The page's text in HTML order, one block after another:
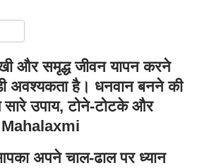
और समृद्ध जीवन यापन करने
अवश्यकता है। धनवान बनने की
सारे उपाय, टोने-टोटके और
Mahalaxmi
अपने चाल-ढाल पर ध्यान